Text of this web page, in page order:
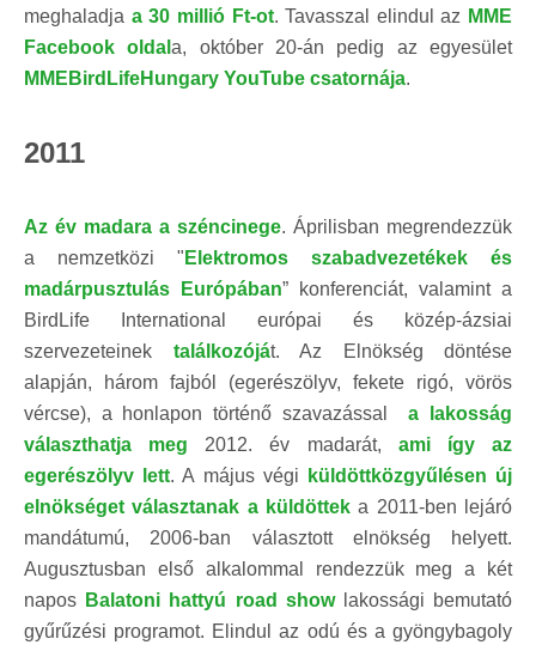
meghaladja a 30 millió Ft-ot. Tavasszal elindul az MME
Facebook oldala, október 20-án pedig az egyesület
MMEBirdLifeHungary YouTube csatornája.
2011
Az év madara a széncinege. Áprilisban megrendezzük
a nemzetközi " Elektromos szabadvezetékek és
madárpusztulás Európában” konferenciát, valamint a
BirdLife International európai és közép-ázsiai
szervezeteinek találkozóját. Az Elnökség döntése
alapján, három fajból (egerészölyv, fekete rigó, vörös
vércse), a honlapon történő szavazássala lakosság
választhatja meg 2012. év madarát, ami így az
egerészölyv lett. A május végi
küldöttközgyűlésen új
elnökséget választanak a küldöttek a 2011-ben lejáró
mandátumú, 2006-ban választott elnökség helyett.
Augusztusban első alkalommal rendezzük meg a két
napos Balatoni hattyú road showlakossági bemutató
gyűrűzési programot. Elindul az odú és a gyöngybagoly